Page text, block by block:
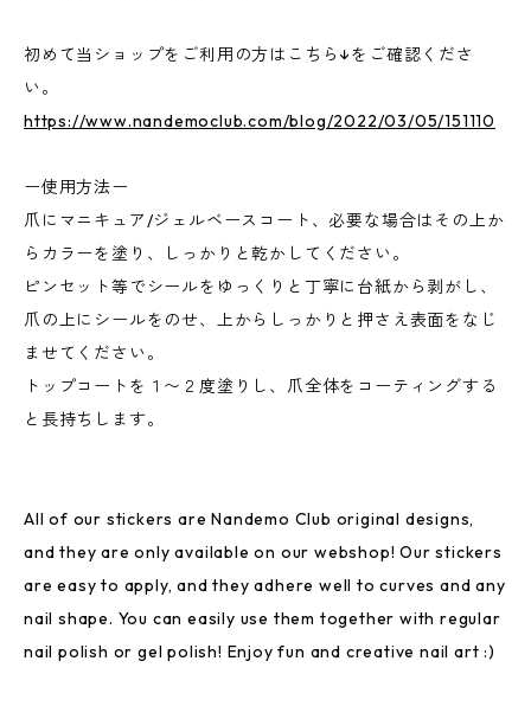
初めて当ショップをご利用の方はこちら↓をご確認くださ
い。
https://www.nandemoclub.com/blog/2022/03/05/151110
ー使用方法ー
爪にマニキュア/ジェルベースコート、必要な場合はその上か
らカラーを塗り、しっかりと乾かしてください。
ピンセット等でシールをゆっくりと丁寧に台紙から剥がし、
爪の上にシールをのせ、上からしっかりと押さえ表面をなじ
ませてください。
トップコートを１〜２度塗りし、爪全体をコーティングする
と長持ちします。
All of our stickers are Nandemo Club original designs,
and they are only available on our webshop! Our stickers
are easy to apply, and they adhere well to curves and any
nail shape. You can easily use them together with regular
nail polish or gel polish! Enjoy fun and creative nail art :)